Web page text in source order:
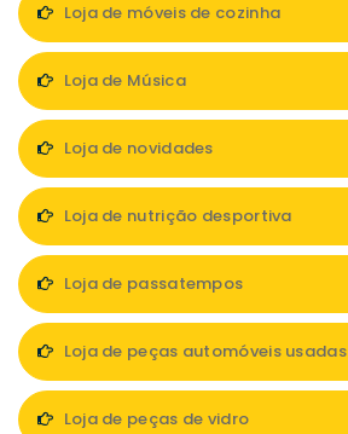
Loja de móveis de cozinha
Loja de Música
Loja de novidades
Loja de nutrição desportiva
Loja de passatempos
Loja de peças automóveis usadas
Loja de peças de vidro